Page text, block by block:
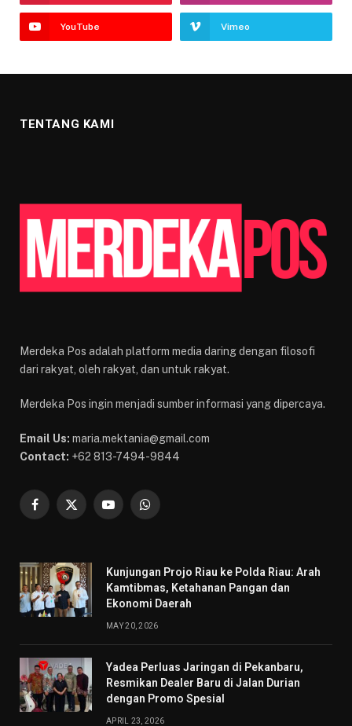
YouTube Vimeo
TENTANG KAMI
Merdeka Pos adalah platform media daring dengan filosofi
dari rakyat, oleh rakyat, dan untuk rakyat.
Merdeka Pos ingin menjadi sumber informasi yang dipercaya.
Email Us: maria.mektania@gmail.com
Contact: +62 813-7494-9844
Facebook
X
YouTubeWhatsApp
Kunjungan Projo Riau ke Polda Riau: Arah
Kamtibmas, Ketahanan Pangan dan
Ekonomi Daerah
MAY 20, 2026
Yadea Perluas Jaringan di Pekanbaru,
Resmikan Dealer Baru di Jalan Durian
dengan Promo Spesial
APRIL 23, 2026